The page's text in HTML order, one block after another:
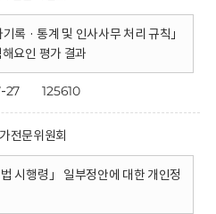
록 · 통계 및 인사사무 처리 규칙」
요인 평가 결과
27 125610
전문위원회
시행령」 일부정안에 대한 개인정